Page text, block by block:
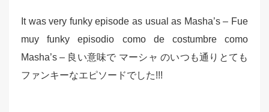
It was very funky episode as usual as Masha’s – Fue
muy funky episodio como de costumbre como
Masha’s – 良い意味で マーシャ のいつも通りとても
ファンキーなエピソードでした!!!